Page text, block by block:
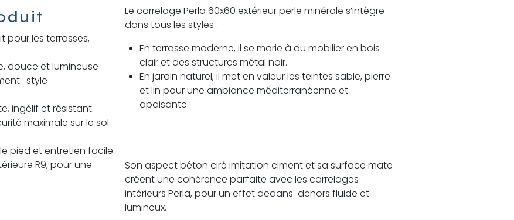
pour les terrasses,
douce et lumineuse
: style
ingélif et résistant
maximale sur le sol
pied et entretien facile
R9, pour une
Le carrelage Perla 60x60 extérieur perle minérale s’intègre
dans tous les styles :
En terrasse moderne, il se marie à du mobilier en bois
clair et des structures métal noir.
En jardin naturel, il met en valeur les teintes sable, pierre
et lin pour une ambiance méditerranéenne et
apaisante.
Son aspect béton ciré imitation ciment et sa surface mate
créent une cohérence parfaite avec les carrelages
intérieurs Perla, pour un effet dedans-dehors fluide et
lumineux.